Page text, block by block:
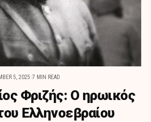
5, 2025 7 MIN READ
Φριζής: Ο ηρωικός
Ελληνοεβραίου